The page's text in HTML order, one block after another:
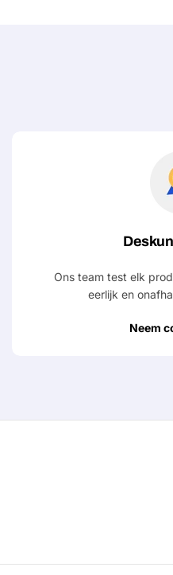
Ons team test elk
eerlijk en
Neem